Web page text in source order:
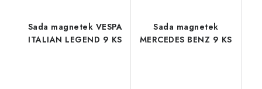
Sada magnetek VESPA
ITALIAN LEGEND 9 KS
Sada magnetek
MERCEDES BENZ 9 KS